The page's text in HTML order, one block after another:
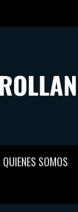
QUIENES SOMOS